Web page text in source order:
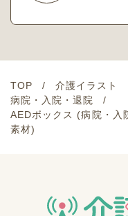
TOP 介護イラスト
病院・入院・退院
AEDボックス (病院・入
素材)